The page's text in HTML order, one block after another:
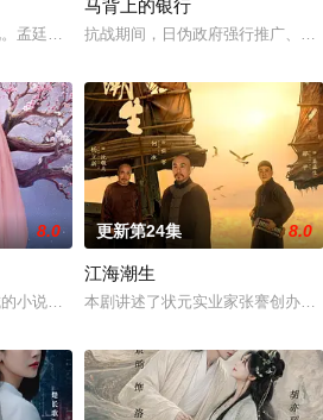
强强联手，携手霍仙姑（陈瑶 饰）与九门诸
孟廷辉，大平王朝有史以来个以女子进士科
马背上的银行
抗战期间，日伪政府强行推广、使
意义上的喜
郭子剑因不满演习流于形式，假传指令要求真
8.0
小说《平阳公主》。
更新第24集 8.0
江海潮生
本剧讲述了状元实业家张謇创办